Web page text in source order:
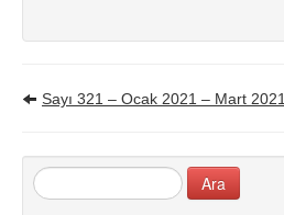
Sayı 321 – Ocak 2021 – Mart 2021